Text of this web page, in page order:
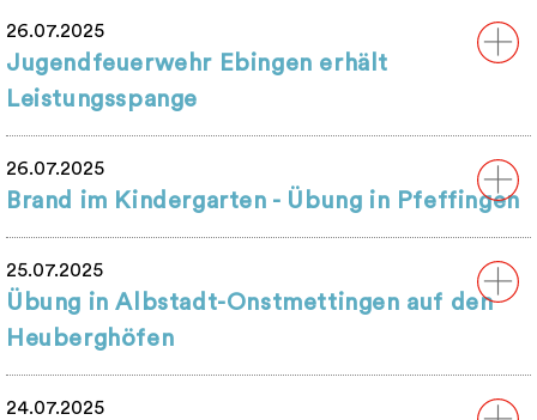
26.07.2025
Jugendfeuerwehr Ebingen erhält
Leistungsspange
26.07.2025
Brand im Kindergarten - Übung in Pfeffingen
25.07.2025
Übung in Albstadt-Onstmettingen auf den
Heuberghöfen
24.07.2025